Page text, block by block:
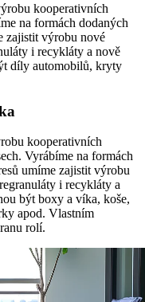
kooperativních
na formách dodaných
zajistit výrobu nové
i recykláty a nově
díly automobilů, kryty
kooperativních
Vyrábíme na formách
umíme zajistit výrobu
i recykláty a
být boxy a víka, koše,
apod. Vlastním
rolí.